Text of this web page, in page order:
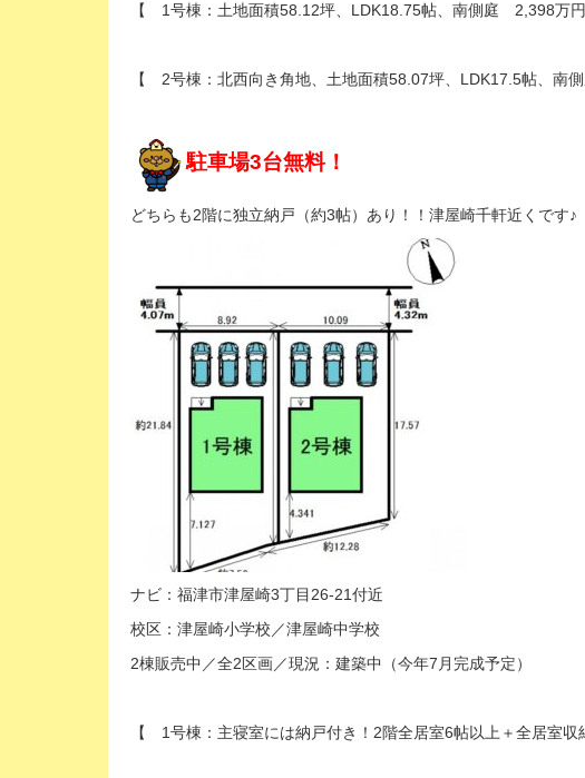
【 1号棟：土地面積58.12坪、LDK18.75帖、南側庭 2,398万
【 2号棟：北西向き角地、土地面積58.07坪、LDK17.5帖、
駐車場3台無料！
どちらも2階に独立納戸（約3帖）あり！！津屋崎千軒近くです♪
ナビ：福津市津屋崎3丁目26-21付近
校区：津屋崎小学校／津屋崎中学校
2棟販売中／全2区画／現況：建築中（今年7月完成予定）
【 1号棟：主寝室には納戸付き！2階全居室6帖以上＋全居室